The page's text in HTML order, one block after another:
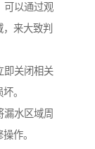
可以通过观
来大致判
即关闭相关
。
水区域周
作。